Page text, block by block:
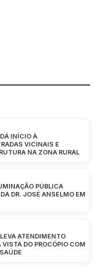
INÍCIO À
VICINAIS E
NA ZONA RURAL
PÚBLICA
DR. JOSÉ ANSELMO EM
ATENDIMENTO
DO PROCÓPIO COM